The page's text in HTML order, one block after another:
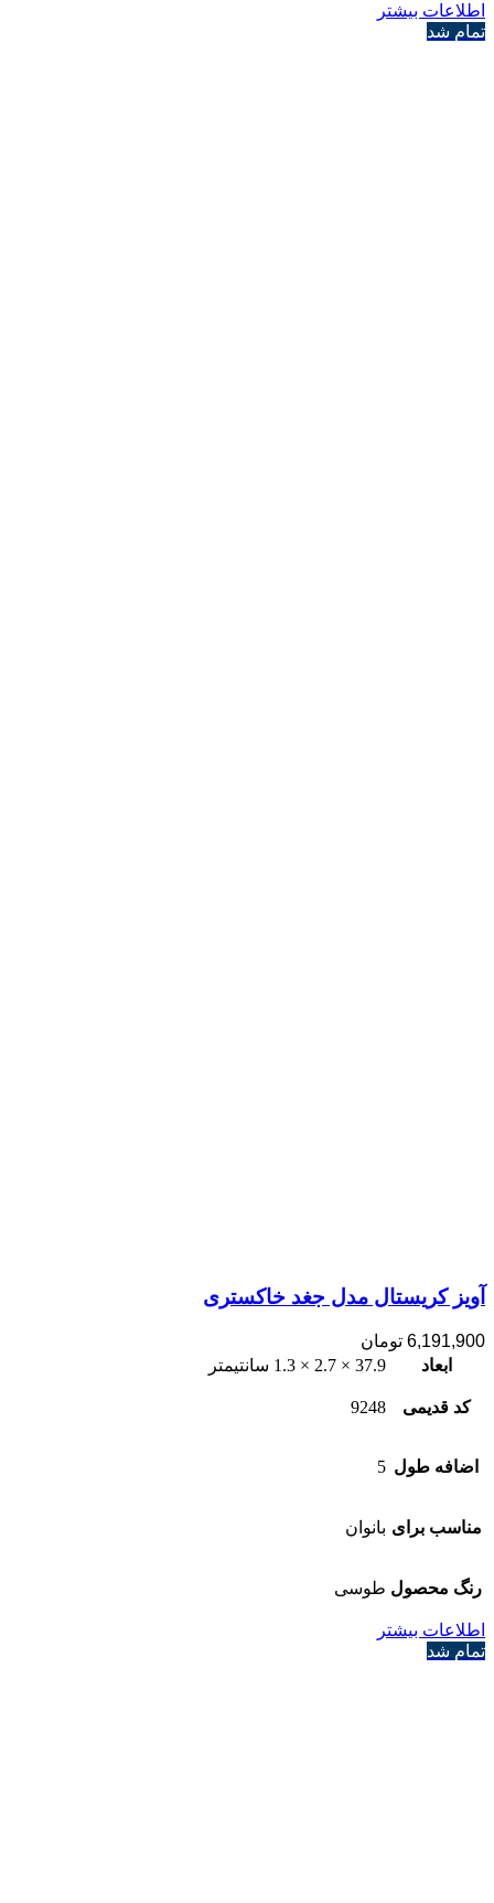
اطلاعات بیشتر
تمام شد
آویز کریستال مدل جغد خاکستری
6,191,900 تومان
ابعاد
37.9 × 2.7 × 1.3 سانتیمتر
کد قدیمی 9248
اضافه طول 5
مناسب برای بانوان
رنگ محصول طوسی
اطلاعات بیشتر
تمام شد